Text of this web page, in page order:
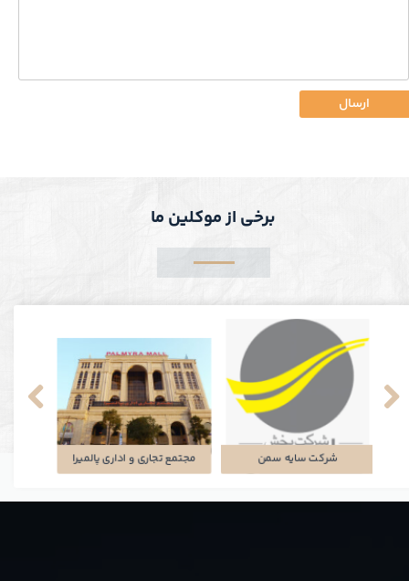
ارسال
مجتمع تجاری و اداری پالمیرا شرکت سایه سمن
برخی از موکلین ما